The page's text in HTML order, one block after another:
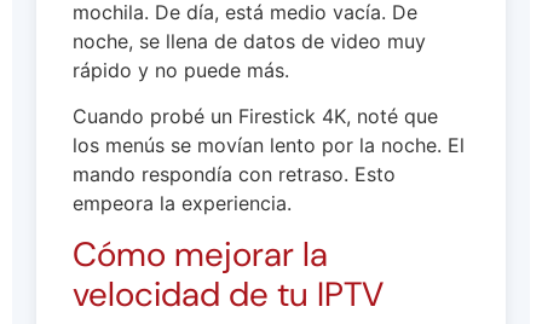
mochila. De día, está medio vacía. De
noche, se llena de datos de video muy
rápido y no puede más.
Cuando probé un Firestick 4K, noté que
los menús se movían lento por la noche. El
mando respondía con retraso. Esto
empeora la experiencia.
Cómo mejorar la
velocidad de tu IPTV